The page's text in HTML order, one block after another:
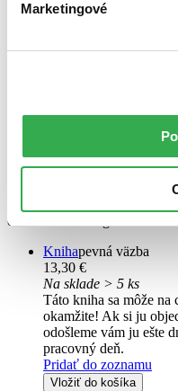
Marketingové
Petra Vlhová
Petra Vlhová a ľudia, ktorí
oficiálnu autobiografiu...
Knihapevná väzba
13,30 €
Na sklade > 5 ks
Táto kniha sa môže
okamžite! Ak si ju
odošleme vám ju ešte
pracovný deň.
Pridať do zoznamu
Vložiť do košíka